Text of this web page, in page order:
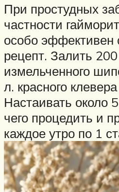
При простудных
частности
особо
рецепт. Залить 200
измельченного
л. красного
Настаивать около
чего процедить и
каждое утро по 1